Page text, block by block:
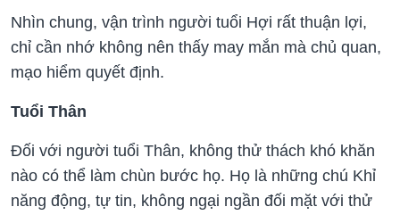
Nhìn chung, vận trình người tuổi Hợi rất thuận lợi,
chỉ cần nhớ không nên thấy may mắn mà chủ quan,
mạo hiểm quyết định.
Tuổi Thân
Đối với người tuổi Thân, không thử thách khó khăn
nào có thể làm chùn bước họ. Họ là những chú Khỉ
năng động, tự tin, không ngại ngần đối mặt với thử